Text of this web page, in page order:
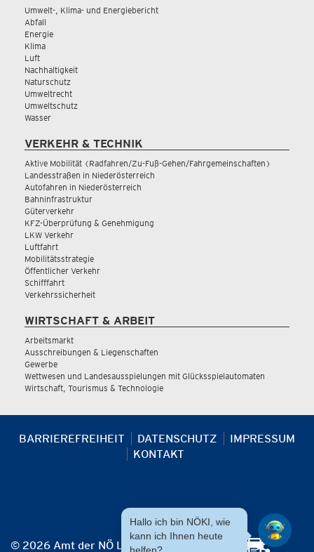
Umwelt-, Klima- und Energiebericht
Abfall
Energie
Klima
Luft
Nachhaltigkeit
Naturschutz
Umweltrecht
Umweltschutz
Wasser
VERKEHR & TECHNIK
Aktive Mobilität (Radfahren/Zu-Fuß-Gehen/Fahrgemeinschaften)
Landesstraßen in Niederösterreich
Autofahren in Niederösterreich
Bahninfrastruktur
Güterverkehr
KFZ-Überprüfung & Genehmigung
LKW Verkehr
Luftfahrt
Mobilitätsstrategie
Öffentlicher Verkehr
Schifffahrt
Verkehrssicherheit
WIRTSCHAFT & ARBEIT
Arbeitsmarkt
Ausschreibungen & Liegenschaften
Gewerbe
Wettwesen und Landesausspielungen mit Glücksspielautomaten
Wirtschaft, Tourismus & Technologie
BARRIEREFREIHEIT DATENSCHUTZ
IMPRESSUM
KONTAKT
© 2026 Amt der NÖ Landesregierung
Hallo ich bin NÖKI, wie
kann ich Ihnen heute